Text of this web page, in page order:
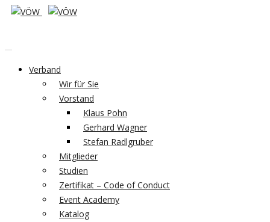
Verband
Wir für Sie
Vorstand
Klaus Pohn
Gerhard Wagner
Stefan Radlgruber
Mitglieder
Studien
Zertifikat – Code of Conduct
Event Academy
Katalog